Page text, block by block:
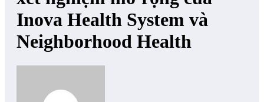
Inova Health System và
Neighborhood Health